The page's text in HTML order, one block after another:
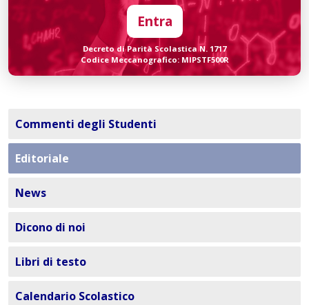
Entra
Decreto di Parità Scolastica N. 1717
Codice Meccanografico: MIPSTF500R
Commenti degli Studenti
Editoriale
News
Dicono di noi
Libri di testo
Calendario Scolastico